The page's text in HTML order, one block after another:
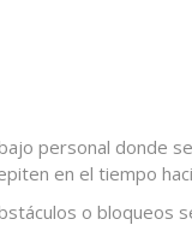
personal donde
en el tiempo
o bloqueos